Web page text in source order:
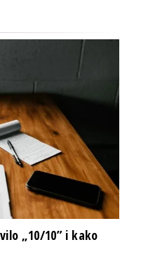
„10/10” i kako